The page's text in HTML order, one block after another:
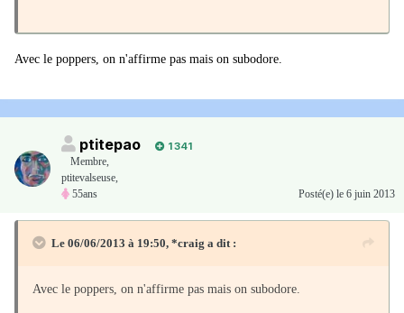
Avec le poppers, on n'affirme pas mais on subodore.
ptitepao
1 341
Membre
ptitevalseuse,
55ans
Posté(e) le 6 juin 2013
Le 06/06/2013 à 19:50, *craig a dit :
Avec le poppers, on n'affirme pas mais on subodore.